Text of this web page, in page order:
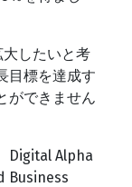
大したいと考
目標を達成す
ができません
Digital Alpha
Business